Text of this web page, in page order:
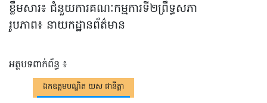
ខ្លឹមសារ៖ ជំនួយការគណៈកម្មការទី២ព្រឹទ្ធសភា
រូបភាព៖ នាយកដ្ឋានព័ត៌មាន
អត្ថបទពាក់ព័ន្ធ ៖
ឯកឧត្តមបណ្ឌិត យស ផានីត្តា